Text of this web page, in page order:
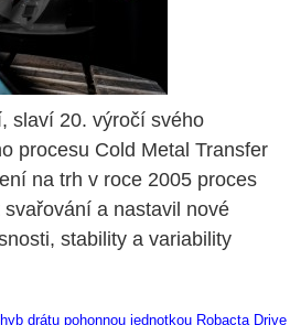
slaví 20. výročí svého
procesu Cold Metal Transfer
na trh v roce 2005 proces
a nastavil nové
stability a variability
drátu pohonnou jednotkou Robacta Drive